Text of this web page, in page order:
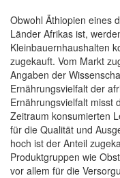
Obwohl Äthiopien eines
Länder Afrikas ist,
Kleinbauernhaushalten
zugekauft. Vom Markt
Angaben der
Ernährungsvielfalt der
Ernährungsvielfalt misst
Zeitraum konsumierten
für die Qualität und
hoch ist der Anteil
Produktgruppen wie
vor allem für die